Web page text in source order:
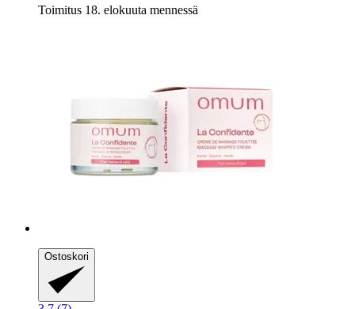
Toimitus 18. elokuuta mennessä
Ostoskori